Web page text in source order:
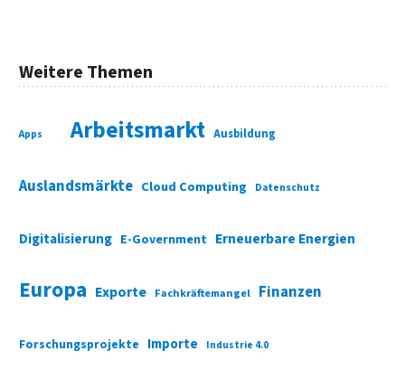
Weitere Themen
Apps Arbeitsmarkt Ausbildung
Auslandsmärkte Cloud Computing Datenschutz
Digitalisierung E-Government Erneuerbare Energien
Europa Exporte Fachkräftemangel Finanzen
Forschungsprojekte Importe Industrie 4.0